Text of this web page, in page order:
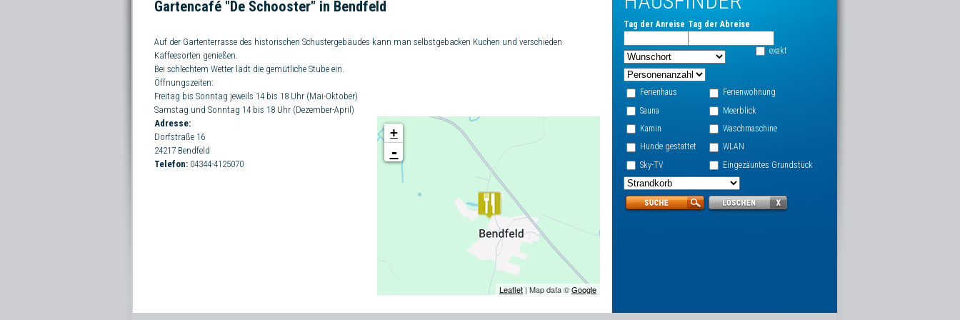
Gartencafé "De Schooster" in Bendfeld
Auf der Gartenterrasse des historischen Schustergebäudes kann man selbstgebacken Kuchen und verschieden
Kaffeesorten genießen.
Bei schlechtem Wetter lädt die gemütliche Stube ein.
Öffnungszeiten:
Freitag bis Sonntag jeweils 14 bis 18 Uhr (Mai-Oktober)
Samstag und Sonntag 14 bis 18 Uhr (Dezember-April)
Adresse:
Dorfstraße 16
24217 Bendfeld
Telefon: 04344-4125070
+
-
Leaflet | Map data ©Google
Tag der Anreise Tag der Abreise
exakt
Ferienhaus
Ferienwohnung
Sauna
Meerblick
Kamin
Waschmaschine
Hunde gestattet
WLAN
Sky-TV
Eingezäuntes Grundstück